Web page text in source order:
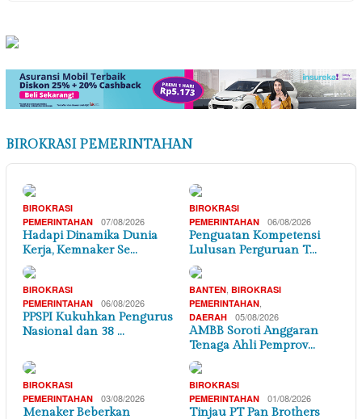
BIROKRASI PEMERINTAHAN
BIROKRASI
PEMERINTAHAN
07/08/2026
Hadapi Dinamika Dunia
Kerja, Kemnaker Se…
BIROKRASI
PEMERINTAHAN
06/08/2026
Penguatan Kompetensi
Lulusan Perguruan T…
BIROKRASI
PEMERINTAHAN
06/08/2026
PPSPI Kukuhkan Pengurus
Nasional dan 38 …
BANTEN, BIROKRASI
PEMERINTAHAN,
DAERAH 05/08/2026
AMBB Soroti Anggaran
Tenaga Ahli Pemprov…
BIROKRASI
PEMERINTAHAN
03/08/2026
Menaker Beberkan
BIROKRASI
PEMERINTAHAN
01/08/2026
Tinjau PT Pan Brothers